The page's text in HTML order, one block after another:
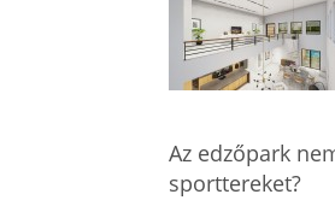
Az edzőpark
sporttereket?